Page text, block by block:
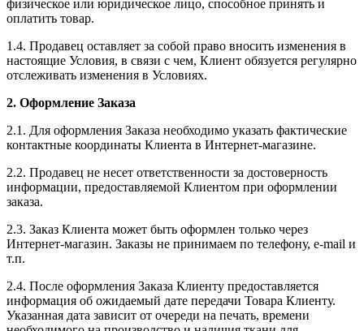
физическое или юридическое лицо, способное принять и
оплатить товар.
1.4. Продавец оставляет за собой право вносить изменения в
настоящие Условия, в связи с чем, Клиент обязуется регулярно
отслеживать изменения в Условиях.
2. Оформление Заказа
2.1. Для оформления Заказа необходимо указать фактические
контактные координаты Клиента в Интернет-магазине.
2.2. Продавец не несет ответственности за достоверность
информации, предоставляемой Клиентом при оформлении
заказа.
2.3. Заказ Клиента может быть оформлен только через
Интернет-магазин. Заказы не принимаем по телефону, e-mail и
т.п.
2.4. После оформления Заказа Клиенту предоставляется
информация об ожидаемый дате передачи Товара Клиенту.
Указанная дата зависит от очереди на печать, времени